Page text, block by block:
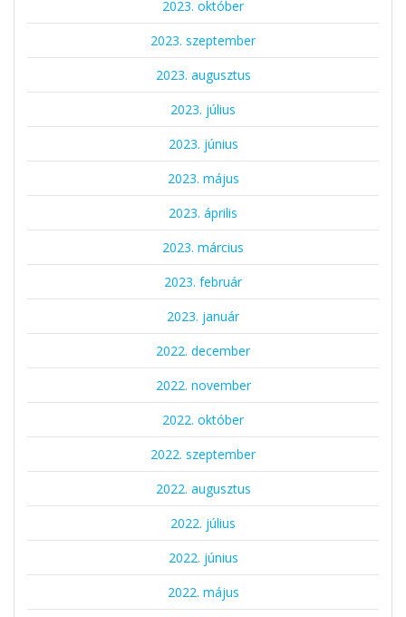
2023. október
2023. szeptember
2023. augusztus
2023. július
2023. június
2023. május
2023. április
2023. március
2023. február
2023. január
2022. december
2022. november
2022. október
2022. szeptember
2022. augusztus
2022. július
2022. június
2022. május